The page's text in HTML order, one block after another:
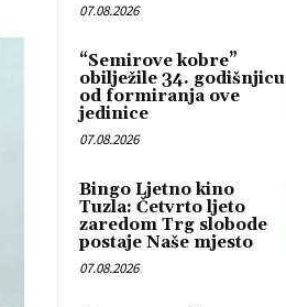
07.08.2026
“Semirove kobre”
obilježile 34. godišnjicu
od formiranja ove
jedinice
07.08.2026
Bingo Ljetno kino
Tuzla: Četvrto ljeto
zaredom Trg slobode
postaje Naše mjesto
07.08.2026